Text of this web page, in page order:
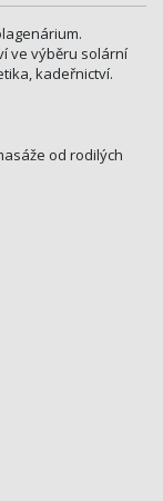
ve výběru solární
kadeřnictví.
od rodilých